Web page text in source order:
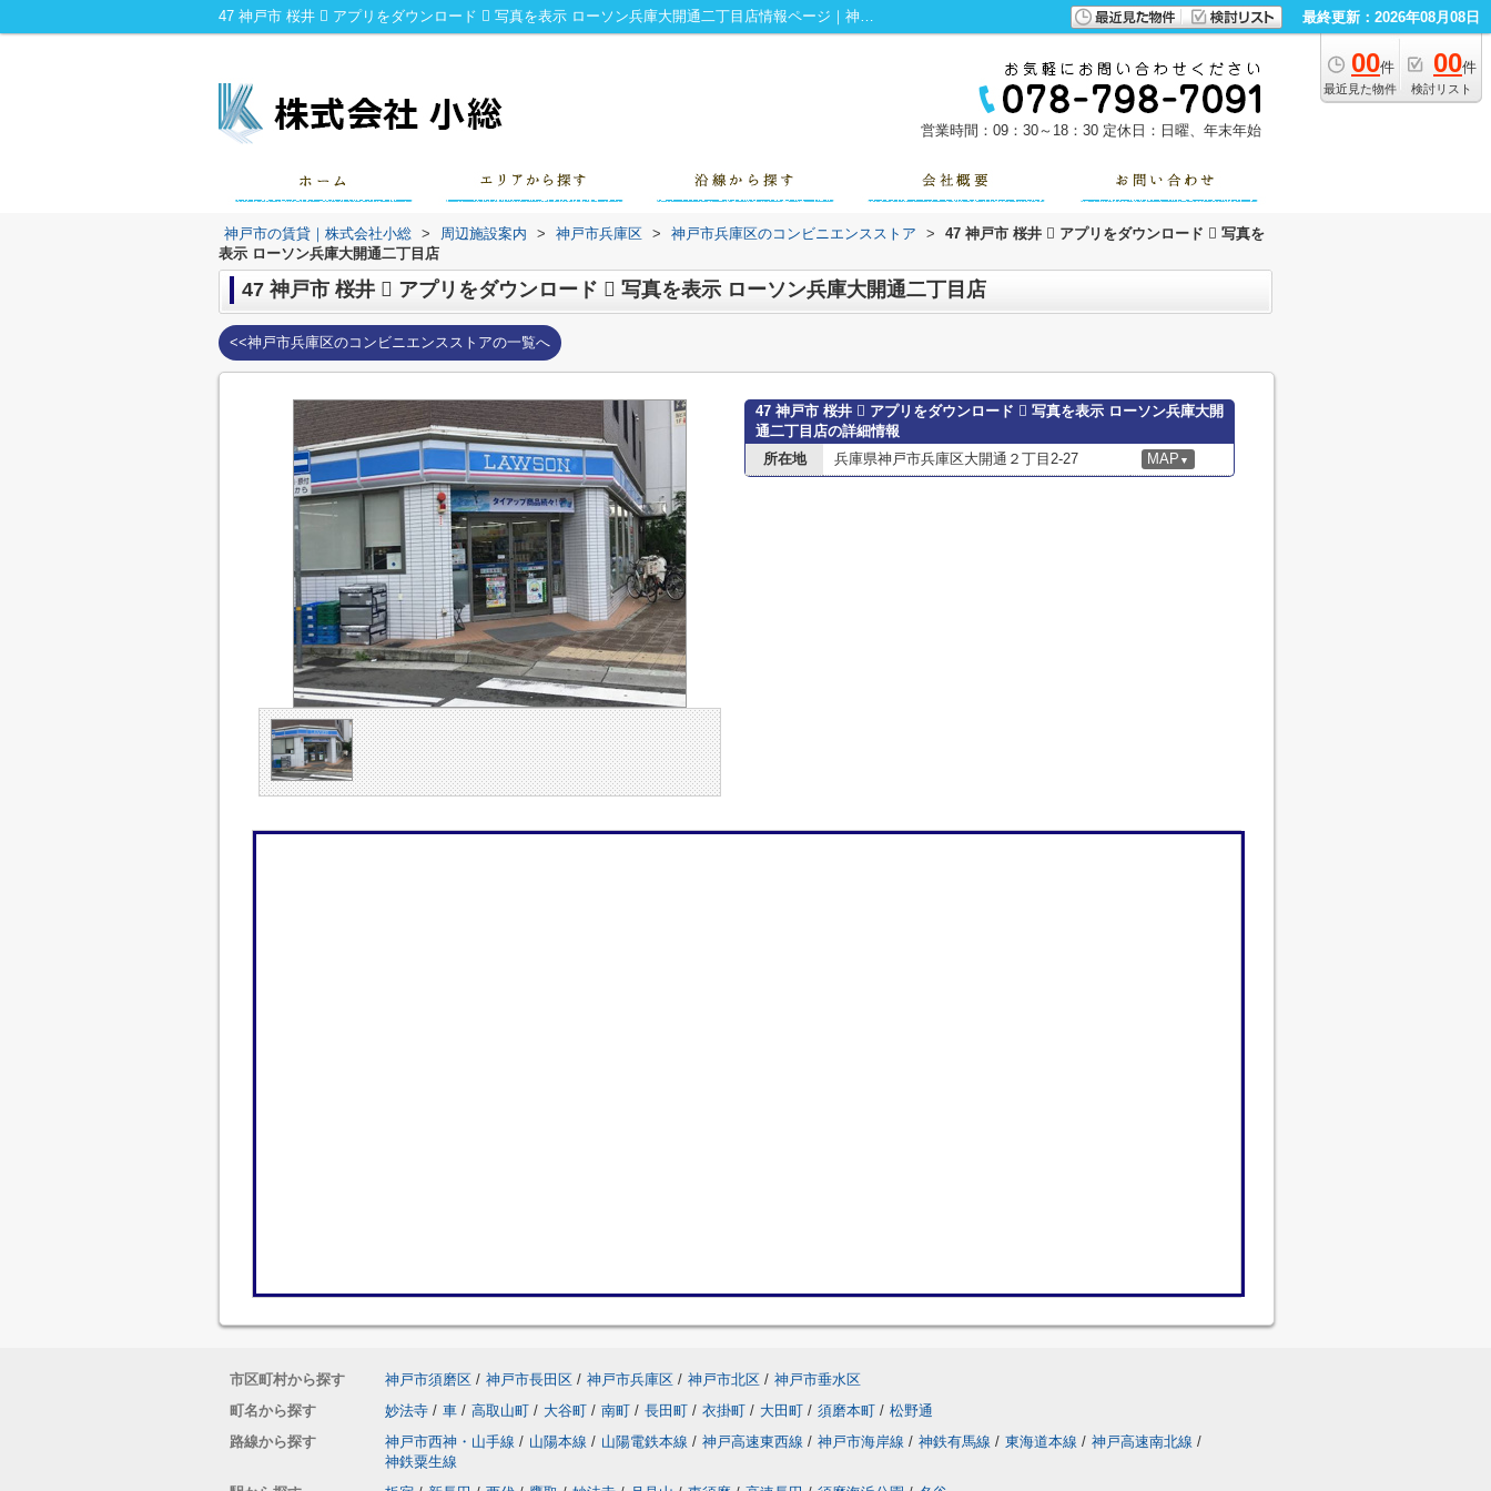
47 神戸市 桜井  アプリをダウンロード  写真を表示 ローソン兵庫大開通二丁目店情報ページ｜神戸市の賃貸｜株式会社小総 最終更新：2026年08月08日
00件
最近見た物件
00件
検討リスト
営業時間：09：30～18：30 定休日：日曜、年末年始
神戸市の賃貸｜株式会社小総 > 周辺施設案内 > 神戸市兵庫区 > 神戸市兵庫区のコンビニエンスストア >
47 神戸市 桜井  アプリをダウンロード  写真を
表示 ローソン兵庫大開通二丁目店
47 神戸市 桜井  アプリをダウンロード  写真を表示 ローソン兵庫大開通二丁目店
<<神戸市兵庫区のコンビニエンスストアの一覧へ
47 神戸市 桜井  アプリをダウンロード  写真を表示 ローソン兵庫大開
通二丁目店の詳細情報
所在地
兵庫県神戸市兵庫区大開通２丁目2-27 MAP ▼
市区町村から探す 神戸市須磨区 / 神戸市長田区 / 神戸市兵庫区 / 神戸市北区 / 神戸市垂水区
町名から探す
妙法寺 / 車 / 高取山町 / 大谷町 / 南町 / 長田町 / 衣掛町 / 大田町 / 須磨本町 / 松野通
路線から探す
神戸市西神・山手線 / 山陽本線 / 山陽電鉄本線 / 神戸高速東西線 / 神戸市海岸線 / 神鉄有馬線 / 東海道本線 / 神戸高速南北線 /
神鉄粟生線